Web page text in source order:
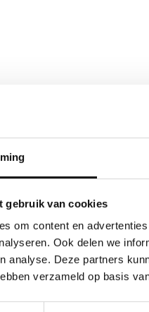
gebruik van cookies
om content en
Ook delen we
analyse. Deze partners
verzameld op basis
te werken met je
die bloemen/
het land afgehaald zijn
niet erg vindt om op
schatten welke